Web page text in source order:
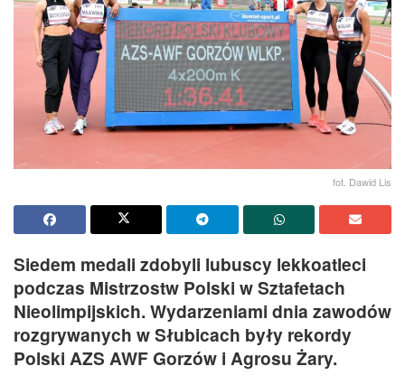
fot. Dawid Lis
Siedem medali zdobyli lubuscy lekkoatleci
podczas Mistrzostw Polski w Sztafetach
Nieolimpijskich. Wydarzeniami dnia zawodów
rozgrywanych w Słubicach były rekordy
Polski AZS AWF Gorzów i Agrosu Żary.